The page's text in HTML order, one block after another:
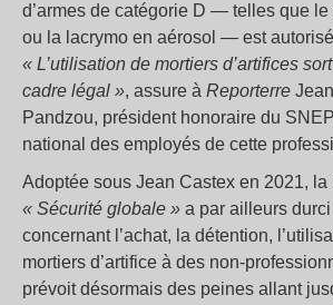
d’armes de catégorie D — telles que le
ou la lacrymo en aérosol — est
« L’utilisation de mortiers d’artifices
cadre légal », assure à Reporterre
Pandzou, président honoraire du
national des employés de cette
Adoptée sous Jean Castex en 2021, la
« Sécurité globale » a par ailleurs
concernant l’achat, la détention,
mortiers d’artifice à des non-
prévoit désormais des peines allant